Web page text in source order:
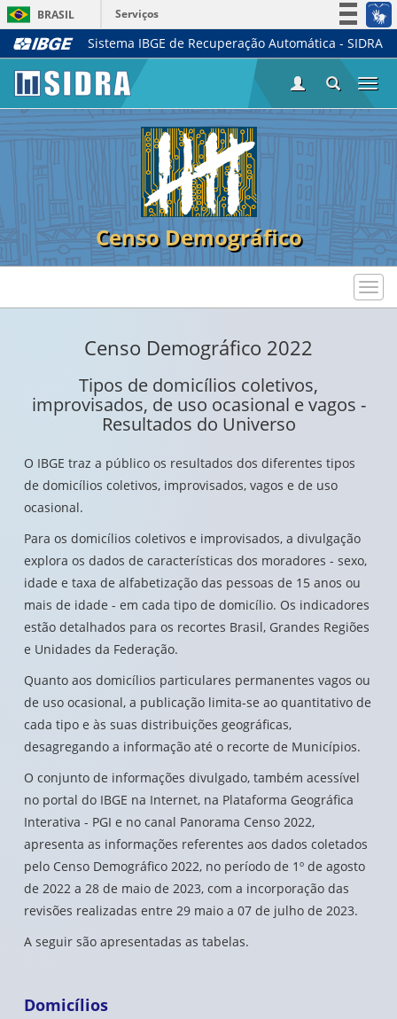
BRASIL
Serviços
Simplifique!
Acesso à informação
Legislação
Sistema IBGE de Recuperação Automática - SIDRA
Censo Demográfico
Censo Demográfico 2022
Tipos de domicílios coletivos,
improvisados, de uso ocasional e vagos -
Resultados do Universo
O IBGE traz a público os resultados dos diferentes tipos
de domicílios coletivos, improvisados, vagos e de uso
ocasional.
Para os domicílios coletivos e improvisados, a divulgação
explora os dados de características dos moradores - sexo,
idade e taxa de alfabetização das pessoas de 15 anos ou
mais de idade - em cada tipo de domicílio. Os indicadores
estão detalhados para os recortes Brasil, Grandes Regiões
e Unidades da Federação.
Quanto aos domicílios particulares permanentes vagos ou
de uso ocasional, a publicação limita-se ao quantitativo de
cada tipo e às suas distribuições geográficas,
desagregando a informação até o recorte de Municípios.
O conjunto de informações divulgado, também acessível
no portal do IBGE na Internet, na Plataforma Geográfica
Interativa - PGI e no canal Panorama Censo 2022,
apresenta as informações referentes aos dados coletados
pelo Censo Demográfico 2022, no período de 1º de agosto
de 2022 a 28 de maio de 2023, com a incorporação das
revisões realizadas entre 29 maio a 07 de julho de 2023.
A seguir são apresentadas as tabelas.
Domicílios